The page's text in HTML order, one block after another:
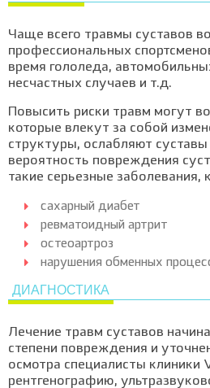
Чаще всего травмы суставов
профессиональных
время гололеда,
несчастных случаев и т.д.
Повысить риски травм могут
которые влекут за собой
структуры, ослабляют суставы
вероятность повреждения
такие серьезные заболевания,
сахарный диабет
ревматоидный артрит
остеоартроз
нарушения обменных
ДИАГНОСТИКА
Лечение травм суставов
степени повреждения и
осмотра специалисты клиники
рентгенографию,